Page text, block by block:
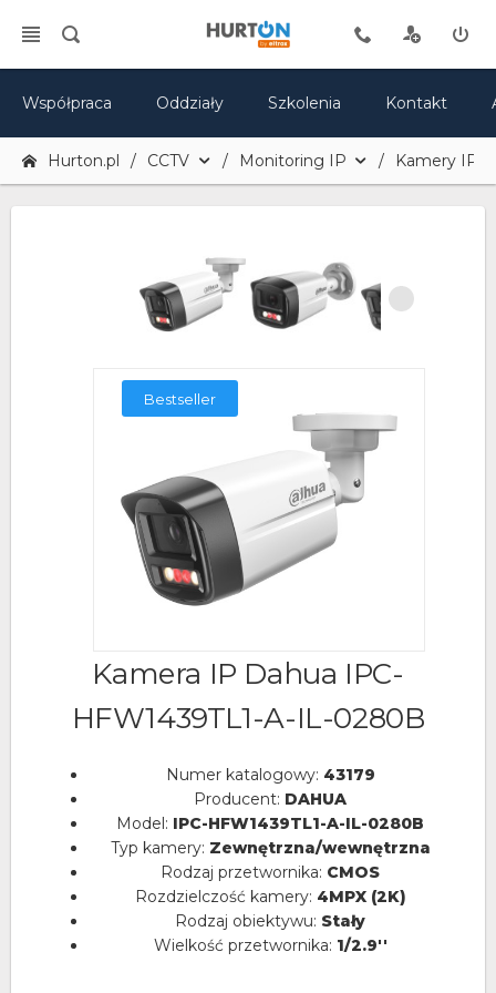
Współpraca Oddziały Szkolenia Kontakt
Hurton.pl CCTV Monitoring IP Kamery IP
Bestseller
Kamera IP Dahua IPC-
HFW1439TL1-A-IL-0280B
Numer katalogowy: 43179
Producent: DAHUA
Model: IPC-HFW1439TL1-A-IL-0280B
Typ kamery: Zewnętrzna/wewnętrzna
Rodzaj przetwornika: CMOS
Rozdzielczość kamery: 4MPX (2K)
Rodzaj obiektywu: Stały
Wielkość przetwornika: 1/2.9''